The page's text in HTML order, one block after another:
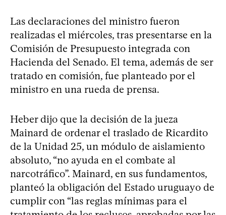
Las declaraciones del ministro fueron
realizadas el miércoles, tras presentarse en la
Comisión de Presupuesto integrada con
Hacienda del Senado. El tema, además de ser
tratado en comisión, fue planteado por el
ministro en una rueda de prensa.
Heber dijo que la decisión de la jueza
Mainard de ordenar el traslado de Ricardito
de la Unidad 25, un módulo de aislamiento
absoluto, “no ayuda en el combate al
narcotráfico”. Mainard, en sus fundamentos,
planteó la obligación del Estado uruguayo de
cumplir con “las reglas mínimas para el